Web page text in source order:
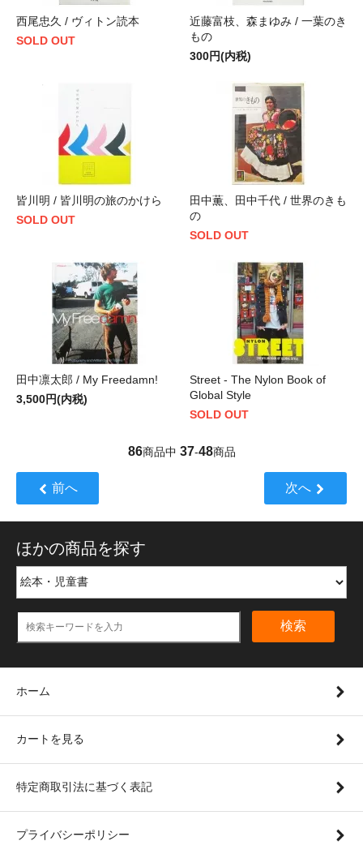
西尾忠久 / ヴィトン読本
SOLD OUT
近藤富枝、森まゆみ / 一葉のき
もの
300円(内税)
皆川明 / 皆川明の旅のかけら
SOLD OUT
田中薫、田中千代 / 世界のきも
の
SOLD OUT
田中凛太郎 / My Freedamn!
3,500円(内税)
Street - The Nylon Book of
Global Style
SOLD OUT
86商品中 37-48商品
前へ 次へ
ほかの商品を探す
検索
ホーム
カートを見る
特定商取引法に基づく表記
プライバシーポリシー